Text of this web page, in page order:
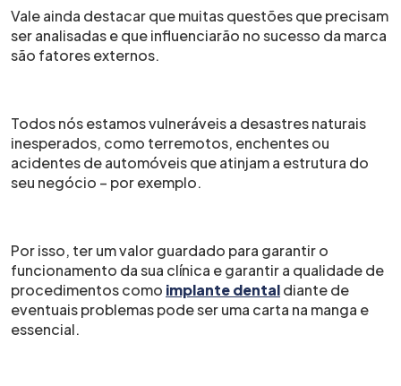
Vale ainda destacar que muitas questões que precisam
ser analisadas e que influenciarão no sucesso da marca
são fatores externos.
Todos nós estamos vulneráveis a desastres naturais
inesperados, como terremotos, enchentes ou
acidentes de automóveis que atinjam a estrutura do
seu negócio – por exemplo.
Por isso, ter um valor guardado para garantir o
funcionamento da sua clínica e garantir a qualidade de
procedimentos como implante dentaldiante de
eventuais problemas pode ser uma carta na manga e
essencial.